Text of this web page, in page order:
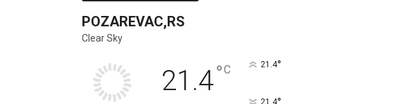
POZAREVAC,RS
Clear Sky
21.4°C 21.4°
21.4